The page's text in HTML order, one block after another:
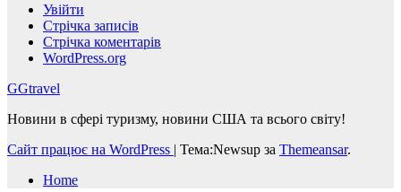
Увійти
Стрічка записів
Стрічка коментарів
WordPress.org
GGtravel
Новини в сфері туризму, новини США та всього світу!
Сайт працює на WordPress | Тема:Newsup за Themeansar.
Home